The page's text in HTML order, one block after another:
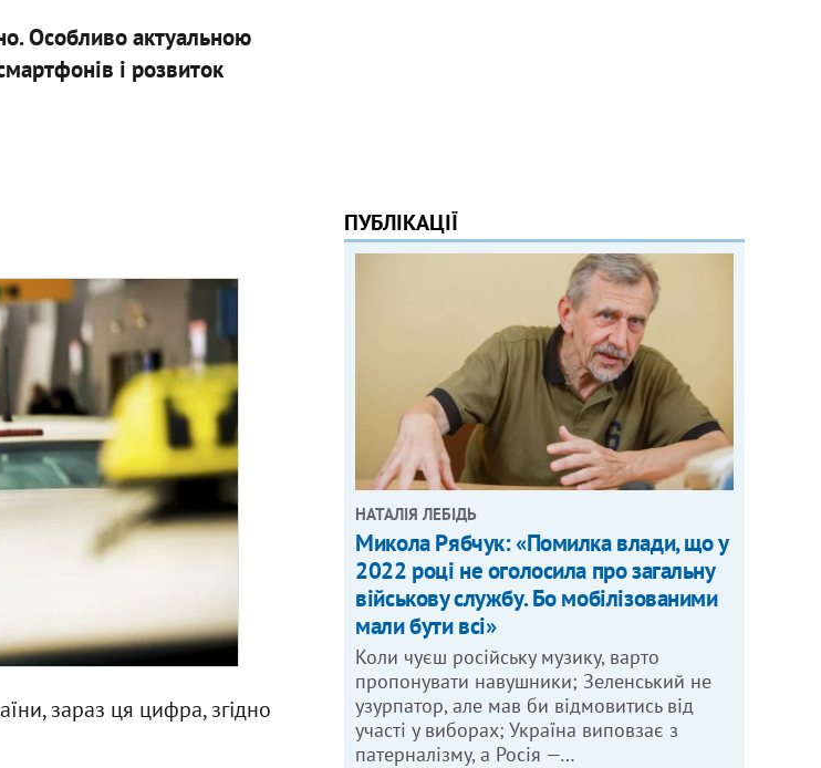
Особливо актуальною
і розвиток
зараз ця цифра, згідно
ПУБЛІКАЦІЇ
НАТАЛІЯ ЛЕБІДЬ
Микола Рябчук: «Помилка влади, що у
2022 році не оголосила про загальну
військову службу. Бо мобілізованими
мали бути всі»
Коли чуєш російську музику, варто
пропонувати навушники; Зеленський не
узурпатор, але мав би відмовитись від
участі у виборах; Україна виповзає з
патерналізму, а Росія —…